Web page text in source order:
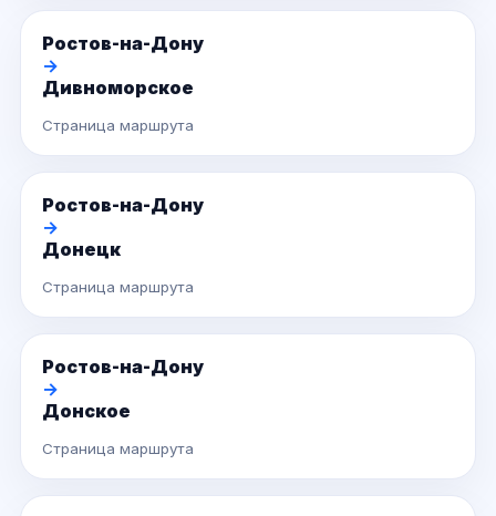
Ростов-на-Дону
→
Дивноморское
Страница маршрута
Ростов-на-Дону
→
Донецк
Страница маршрута
Ростов-на-Дону
→
Донское
Страница маршрута